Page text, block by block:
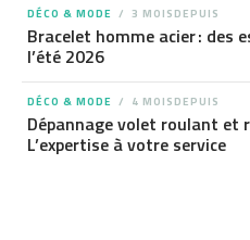
DÉCO & MODE 3 MOISDEPUIS
Bracelet homme acier : des
l’été 2026
DÉCO & MODE 4 MOISDEPUIS
Dépannage volet roulant
L’expertise à votre service